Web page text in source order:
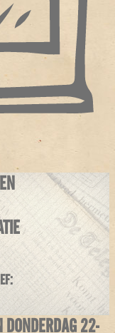
DONDERDAG 22-